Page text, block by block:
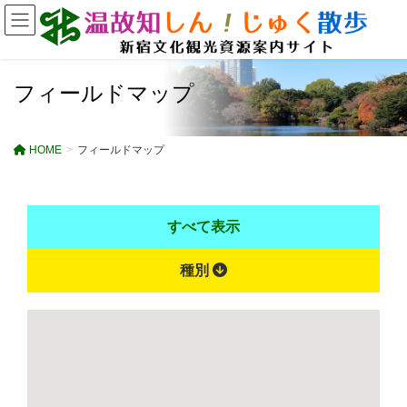
フィールドマップ
HOME フィールドマップ
すべて表示
種別